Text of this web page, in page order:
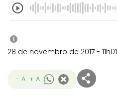
i
28 de novembro de 2017 - 11h01
- A + A